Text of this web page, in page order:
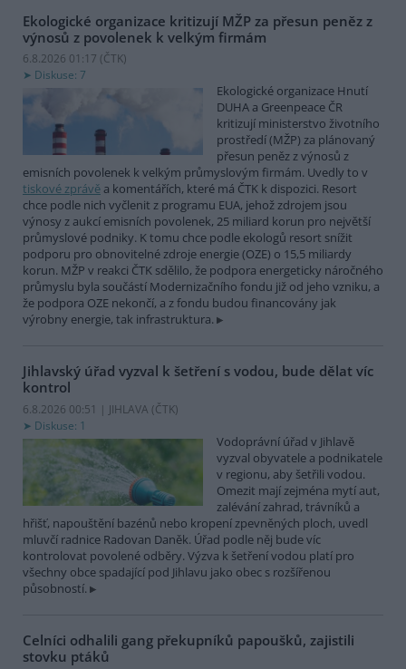
Ekologické organizace kritizují MŽP za přesun peněz z
výnosů z povolenek k velkým firmám
6.8.2026 01:17 (ČTK)
Diskuse: 7
Ekologické organizace Hnutí
DUHA a Greenpeace ČR
kritizují ministerstvo životního
prostředí (MŽP) za plánovaný
přesun peněz z výnosů z
emisních povolenek k velkým průmyslovým firmám. Uvedly to v
tiskové zprávě a komentářích, které má ČTK k dispozici. Resort
chce podle nich vyčlenit z programu EUA, jehož zdrojem jsou
výnosy z aukcí emisních povolenek, 25 miliard korun pro největší
průmyslové podniky. K tomu chce podle ekologů resort snížit
podporu pro obnovitelné zdroje energie (OZE) o 15,5 miliardy
korun. MŽP v reakci ČTK sdělilo, že podpora energeticky náročného
průmyslu byla součástí Modernizačního fondu již od jeho vzniku, a
že podpora OZE nekončí, a z fondu budou financovány jak
výrobny energie, tak infrastruktura.
Jihlavský úřad vyzval k šetření s vodou, bude dělat víc
kontrol
6.8.2026 00:51 | JIHLAVA (ČTK)
Diskuse: 1
Vodoprávní úřad v Jihlavě
vyzval obyvatele a podnikatele
v regionu, aby šetřili vodou.
Omezit mají zejména mytí aut,
zalévání zahrad, trávníků a
hřišť, napouštění bazénů nebo kropení zpevněných ploch, uvedl
mluvčí radnice Radovan Daněk. Úřad podle něj bude víc
kontrolovat povolené odběry. Výzva k šetření vodou platí pro
všechny obce spadající pod Jihlavu jako obec s rozšířenou
působností.
Celníci odhalili gang překupníků papoušků, zajistili
stovku ptáků